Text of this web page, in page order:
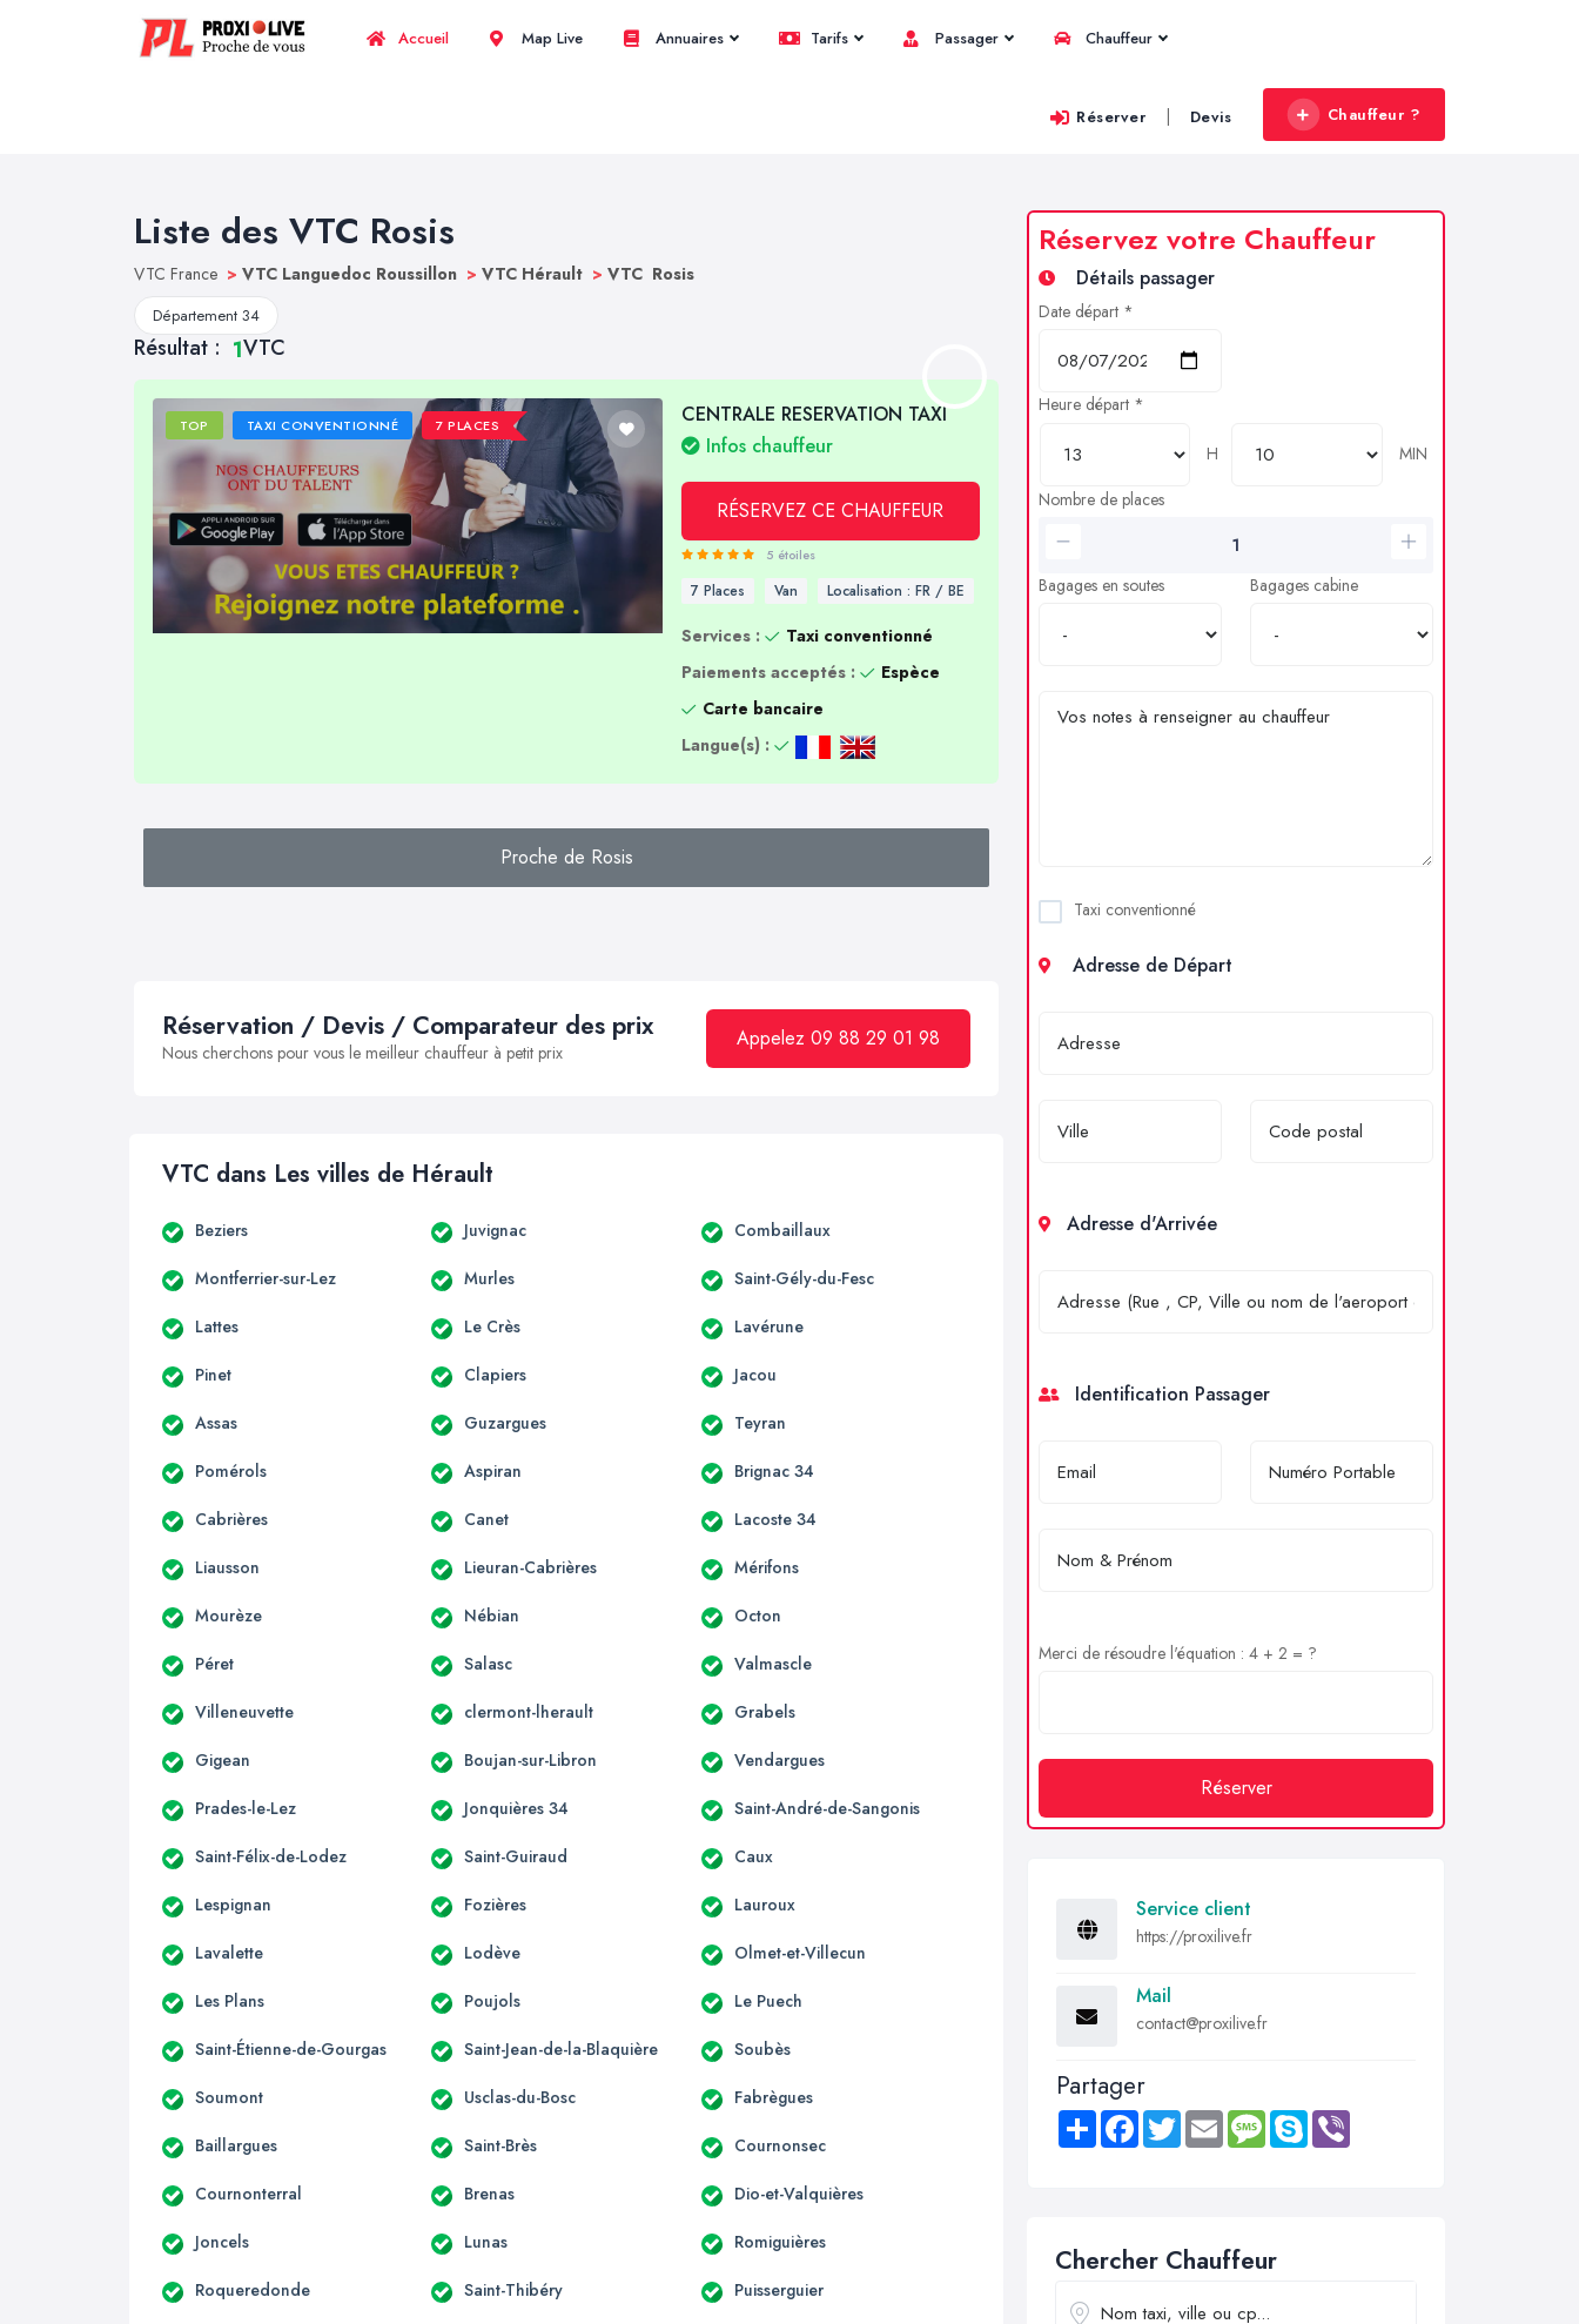
Accueil Map Live Annuaires Tarifs Passager Chauffeur
Réserver | Devis Chauffeur ?
Liste des VTC Rosis
VTC France > VTC Languedoc Roussillon > VTC Hérault > VTC Rosis
Département 34
Résultat : 1VTC
TOP TAXI CONVENTIONNÉ 7 PLACES
CENTRALE RESERVATION TAXI
Infos chauffeur
RÉSERVEZ CE CHAUFFEUR
5 étoiles
7 Places Van Localisation : FR / BE
Services :
Taxi conventionné
Paiements acceptés :
Espèce
Carte bancaire
Langue(s) :
Proche de Rosis
Réservation / Devis / Comparateur des prix
Nous cherchons pour vous le meilleur chauffeur à petit prix
Appelez 09 88 29 01 98
VTC dans Les villes de Hérault
Beziers Juvignac Combaillaux
Montferrier-sur-Lez Murles Saint-Gély-du-Fesc
Lattes Le Crès Lavérune
Pinet Clapiers Jacou
Assas Guzargues Teyran
Pomérols Aspiran Brignac 34
Cabrières Canet Lacoste 34
Liausson Lieuran-Cabrières Mérifons
Mourèze Nébian Octon
Péret Salasc Valmascle
Villeneuvette clermont-lherault Grabels
Gigean Boujan-sur-Libron Vendargues
Prades-le-Lez Jonquières 34 Saint-André-de-Sangonis
Saint-Félix-de-Lodez Saint-Guiraud Caux
Lespignan Fozières Lauroux
Lavalette Lodève Olmet-et-Villecun
Les Plans Poujols Le Puech
Saint-Étienne-de-Gourgas Saint-Jean-de-la-Blaquière Soubès
Soumont Usclas-du-Bosc Fabrègues
Baillargues Saint-Brès Cournonsec
Cournonterral Brenas Dio-et-Valquières
Joncels Lunas Romiguières
Roqueredonde Saint-Thibéry Puisserguier
Réservez votre Chauffeur
Détails passager
Date départ *
Heure départ *
H
MIN
Nombre de places
Bagages en soutes Bagages cabine
Taxi conventionné
Adresse de Départ
Adresse d'Arrivée
Identification Passager
Merci de résoudre l'équation : 4 + 2 = ?
Réserver
Service client
https://proxilive.fr
Mail
contact@proxilive.fr
Partager
Share FacebookTwitter Email MessageSkype
Chercher Chauffeur